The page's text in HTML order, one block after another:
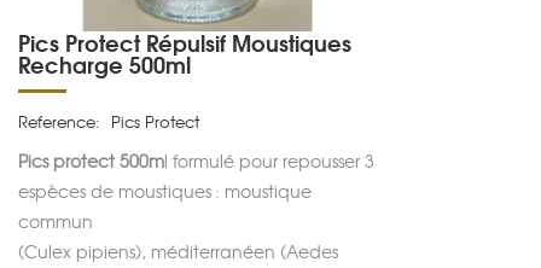
Pics Protect Répulsif Moustiques
Recharge 500ml
Reference: Pics Protect
Pics protect 500ml formulé pour repousser 3
espèces de moustiques : moustique
commun
(Culex pipiens), méditerranéen (Aedes